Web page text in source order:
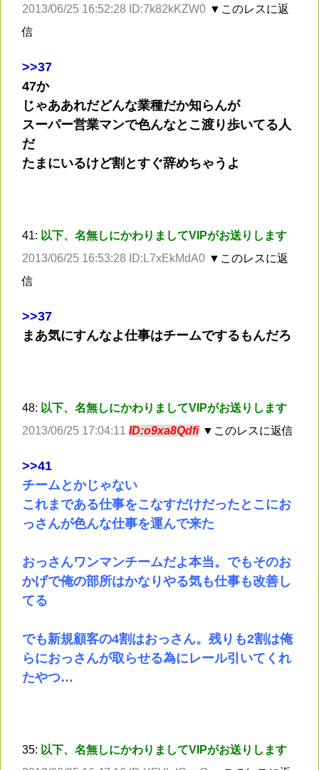
2013/06/25 16:52:28 ID:7k82kKZW0 ▼このレスに返
信
>>37
47か
じゃああれだどんな業種だか知らんが
スーパー営業マンで色んなとこ渡り歩いてる人
だ
たまにいるけど割とすぐ辞めちゃうよ
41: 以下、名無しにかわりましてVIPがお送りします
2013/06/25 16:53:28 ID:L7xEkMdA0 ▼このレスに返
信
>>37
まあ気にすんなよ仕事はチームでするもんだろ
48: 以下、名無しにかわりましてVIPがお送りします
2013/06/25 17:04:11 ID:o9xa8Qdfi ▼このレスに返信
>>41
チームとかじゃない
これまである仕事をこなすだけだったとこにお
っさんが色んな仕事を運んで来た
おっさんワンマンチームだよ本当。でもそのお
かげで俺の部所はかなりやる気も仕事も改善し
てる
でも新規顧客の4割はおっさん。残りも2割は俺
らにおっさんが取らせる為にレール引いてくれ
たやつ…
35: 以下、名無しにかわりましてVIPがお送りします